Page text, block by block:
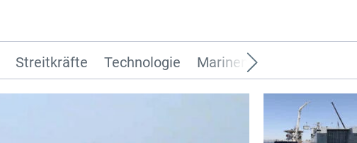
Streitkräfte Technologie Marinen aus aller Welt